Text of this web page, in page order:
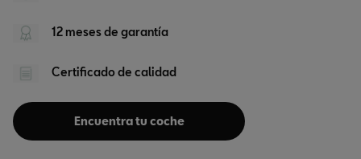
12 meses de garantía
Certificado de calidad
Encuentra tu coche